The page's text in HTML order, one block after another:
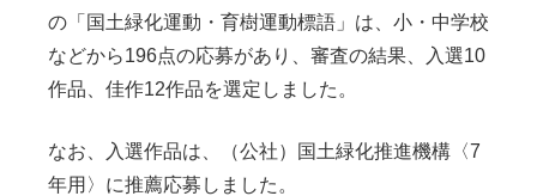
の「国土緑化運動・育樹運動標語」は、小・中学校
などから196点の応募があり、審査の結果、入選10
作品、佳作12作品を選定しました。
なお、入選作品は、（公社）国土緑化推進機構〈7
年用〉に推薦応募しました。